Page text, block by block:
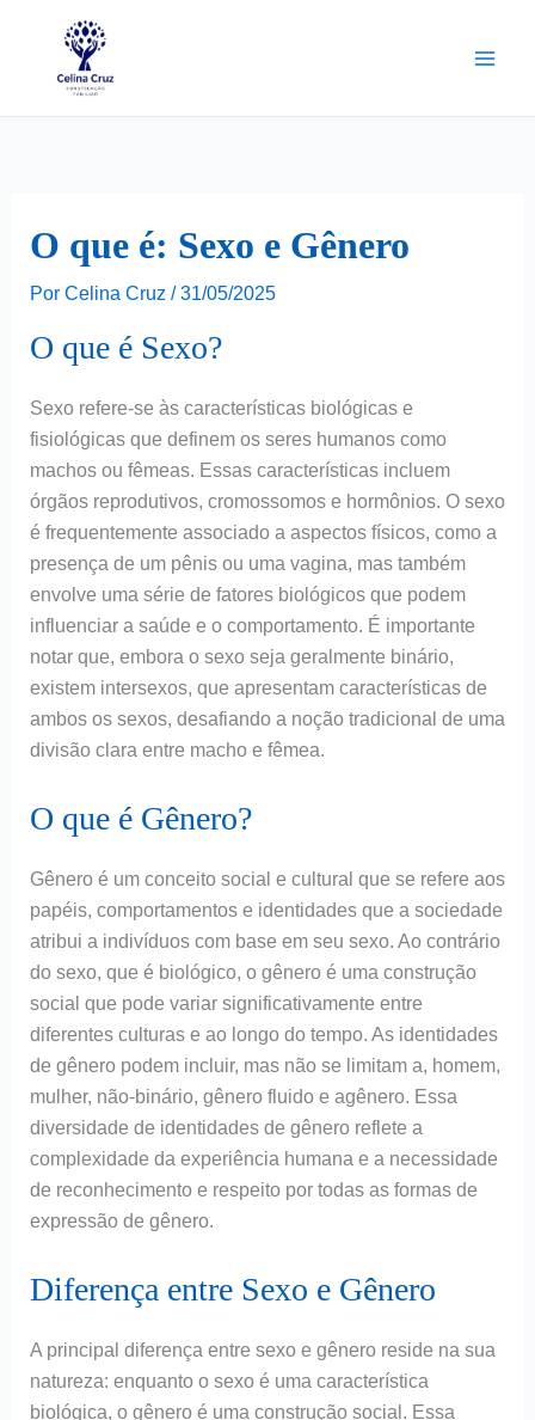
O que é: Sexo e Gênero
Por Celina Cruz / 31/05/2025
O que é Sexo?
Sexo refere-se às características biológicas e
fisiológicas que definem os seres humanos como
machos ou fêmeas. Essas características incluem
órgãos reprodutivos, cromossomos e hormônios. O sexo
é frequentemente associado a aspectos físicos, como a
presença de um pênis ou uma vagina, mas também
envolve uma série de fatores biológicos que podem
influenciar a saúde e o comportamento. É importante
notar que, embora o sexo seja geralmente binário,
existem intersexos, que apresentam características de
ambos os sexos, desafiando a noção tradicional de uma
divisão clara entre macho e fêmea.
O que é Gênero?
Gênero é um conceito social e cultural que se refere aos
papéis, comportamentos e identidades que a sociedade
atribui a indivíduos com base em seu sexo. Ao contrário
do sexo, que é biológico, o gênero é uma construção
social que pode variar significativamente entre
diferentes culturas e ao longo do tempo. As identidades
de gênero podem incluir, mas não se limitam a, homem,
mulher, não-binário, gênero fluido e agênero. Essa
diversidade de identidades de gênero reflete a
complexidade da experiência humana e a necessidade
de reconhecimento e respeito por todas as formas de
expressão de gênero.
Diferença entre Sexo e Gênero
A principal diferença entre sexo e gênero reside na sua
natureza: enquanto o sexo é uma característica
biológica, o gênero é uma construção social. Essa